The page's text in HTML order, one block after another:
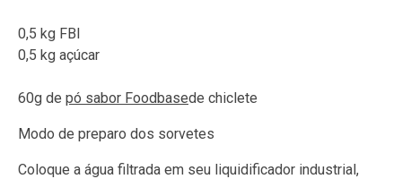
0,5 kg FBl
0,5 kg açúcar
60g de pó sabor Foodbasede chiclete
Modo de preparo dos sorvetes
Coloque a água filtrada em seu liquidificador industrial,